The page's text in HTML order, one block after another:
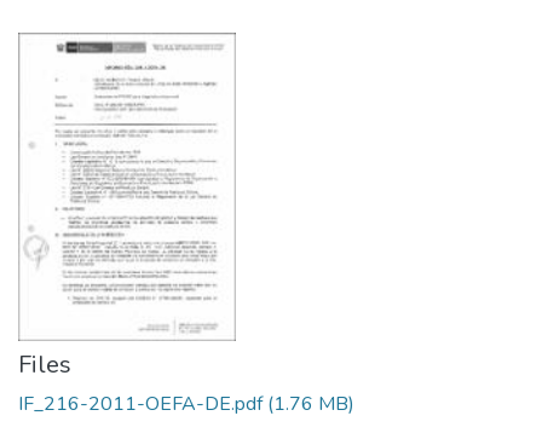
Files
IF_216-2011-OEFA-DE.pdf(1.76 MB)